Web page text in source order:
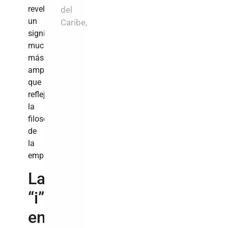
reveló
un
significado
mucho
más
amplio
que
refleja
la
filosofía
de
la
empresa.
La
“i”
en
del
Caribe,